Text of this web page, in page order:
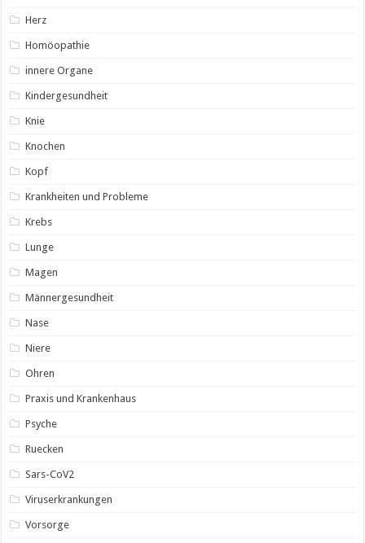
Herz
Homöopathie
innere Organe
Kindergesundheit
Knie
Knochen
Kopf
Krankheiten und Probleme
Krebs
Lunge
Magen
Männergesundheit
Nase
Niere
Ohren
Praxis und Krankenhaus
Psyche
Ruecken
Sars-CoV2
Viruserkrankungen
Vorsorge